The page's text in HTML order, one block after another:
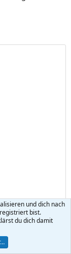
und dich nach
bist.
du dich damit